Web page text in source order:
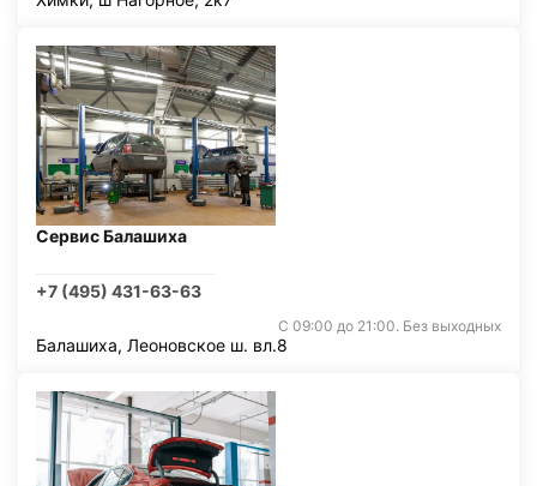
Сервис Балашиха
+7 (495) 431-63-63
С 09:00 до 21:00. Без выходных
Балашиха, Леоновское ш. вл.8